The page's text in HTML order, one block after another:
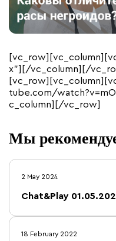
x”][/vc_column][/
tube.com/
c_column][/vc_row]
Мы
2 May 2024
Chat&Play
18 February 2022